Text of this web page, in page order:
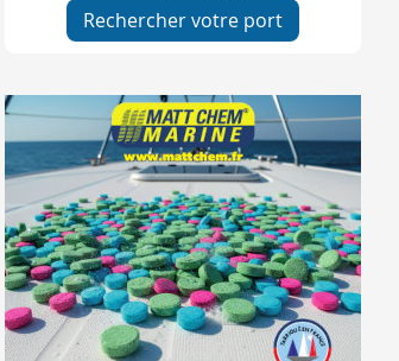
ce type de bouée.
que les 2 sphères noires correspondent
ce type de bouée.
Rechercher votre port